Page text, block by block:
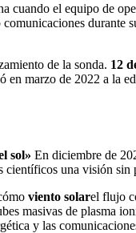
el equipo de
de la sonda. 12
marzo de 2022 a la
sol» En diciembre de
una visión
viento solarel flujo
masivas de plasma
y las